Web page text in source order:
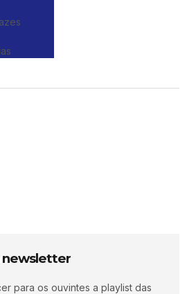
newsletter
para os ouvintes a playlist das